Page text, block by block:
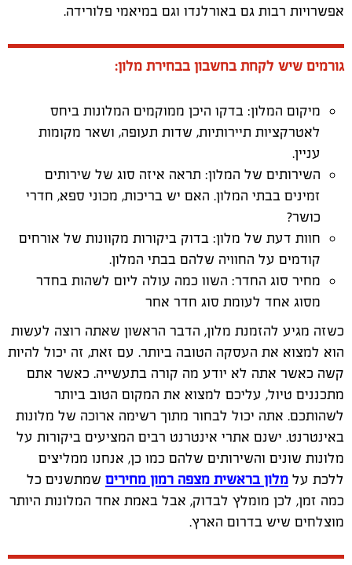
אפשרויות רבות גם באורלנדו וגם במיאמי פלורידה.
גורמים שיש לקחת בחשבון בבחירת מלון:
מיקום המלון: בדקו היכן ממוקמים המלונות ביחס
לאטרקציות תיירותיות, שדות תעופה, ושאר מקומות
עניין.
השירותים של המלון: תראה איזה סוג של שירותים
זמינים בבתי המלון. האם יש בריכות, מכוני ספא, חדרי
כושר?
חוות דעת של מלון: בדוק ביקורות מקוונות של אורחים
קודמים על החוויה שלהם בבתי המלון.
מחיר סוג החדר: השוו כמה עולה ליום לשהות בחדר
מסוג אחד לעומת סוג חדר אחר
כשזה מגיע להזמנת מלון, הדבר הראשון שאתה רוצה לעשות
הוא למצוא את העסקה הטובה ביותר. עם זאת, זה יכול להיות
קשה כאשר אתה לא יודע מה קורה בתעשייה. כאשר אתם
מתכננים טיול, עליכם למצוא את המקום הטוב ביותר
לשהותכם. אתה יכול לבחור מתוך רשימה ארוכה של מלונות
באינטרנט. ישנם אתרי אינטרנט רבים המציעים ביקורות על
מלונות שונים והשירותים שלהם כמו כן, אנחנו ממליצים
ללכת על מלון בראשית מצפה רמון מחירים שמתשנים כל
כמה זמן, לכן מומלץ לבדוק, אבל באמת אחד המלונות היותר
מוצלחים שיש בדרום הארץ.